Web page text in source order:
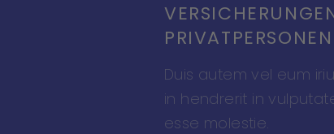
PRIVAT­PERSONEN
Duis autem vel eum
in hendrerit in
esse molestie.